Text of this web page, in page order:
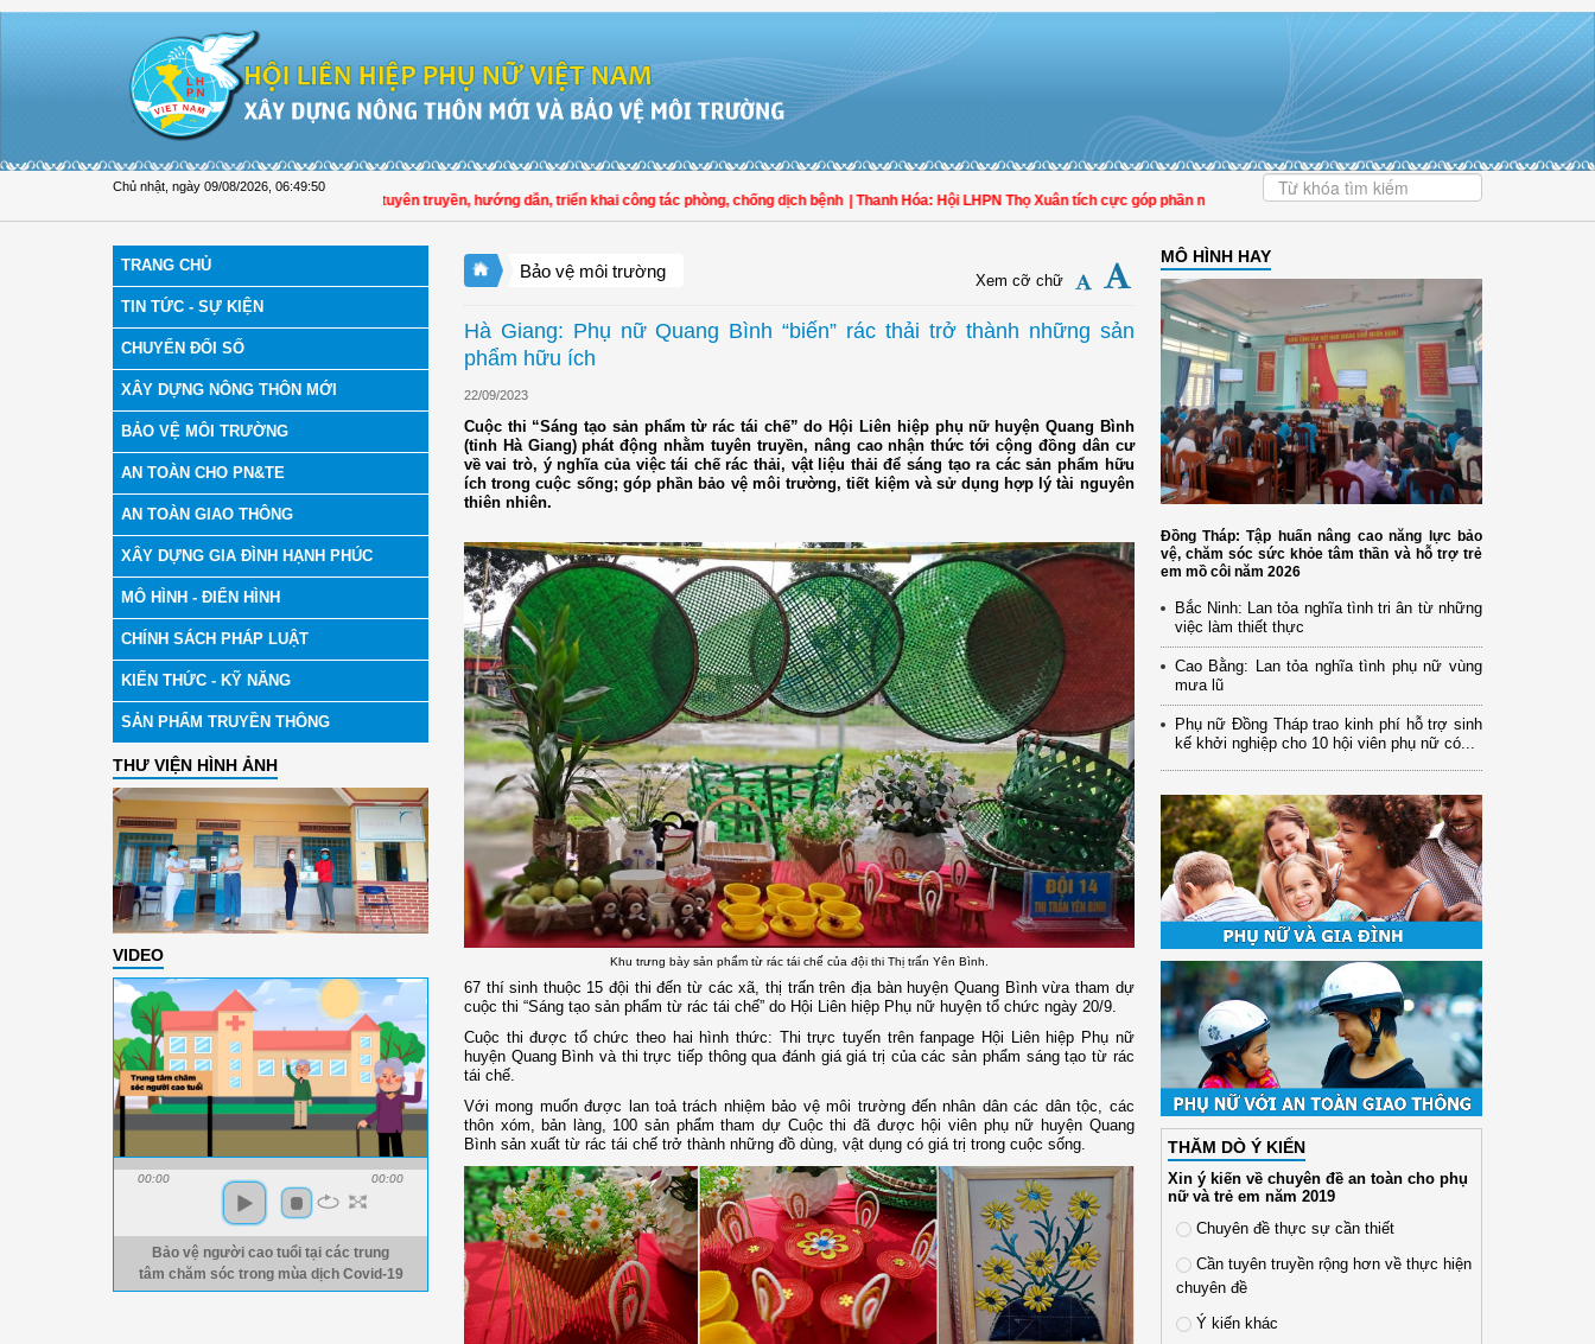
Chủ nhật, ngày 09/08/2026 06:49:51
Hội LHPN tỉnh Đồng Tháp tuyên truyền, hướng dẫn, triển khai công tác phòng, chống dịch bệnh | Thanh Hóa: Hội LHPN Thọ Xuân tích cực góp phần nâng cao tỷ lệ người dân tham gia bảo hiểm y tế
TRANG CHỦ
TIN TỨC - SỰ KIỆN
CHUYỂN ĐỔI SỐ
XÂY DỰNG NÔNG THÔN MỚI
BẢO VỆ MÔI TRƯỜNG
AN TOÀN CHO PN&TE
AN TOÀN GIAO THÔNG
XÂY DỰNG GIA ĐÌNH HẠNH PHÚC
MÔ HÌNH - ĐIỂN HÌNH
CHÍNH SÁCH PHÁP LUẬT
KIẾN THỨC - KỸ NĂNG
SẢN PHẨM TRUYỀN THÔNG
THƯ VIỆN HÌNH ẢNH
VIDEO
00:00 00:00
Bảo vệ người cao tuổi tại các trung
tâm chăm sóc trong mùa dịch Covid-19
Bảo vệ môi trường Xem cỡ chữ
Hà Giang: Phụ nữ Quang Bình “biến” rác thải trở thành những sản
phẩm hữu ích
22/09/2023
Cuộc thi “Sáng tạo sản phẩm từ rác tái chế” do Hội Liên hiệp phụ nữ huyện Quang Bình
(tỉnh Hà Giang) phát động nhằm tuyên truyền, nâng cao nhận thức tới cộng đồng dân cư
về vai trò, ý nghĩa của việc tái chế rác thải, vật liệu thải để sáng tạo ra các sản phẩm hữu
ích trong cuộc sống; góp phần bảo vệ môi trường, tiết kiệm và sử dụng hợp lý tài nguyên
thiên nhiên.
Khu trưng bày sản phẩm từ rác tái chế của đội thi Thị trấn Yên Bình.
67 thí sinh thuộc 15 đội thi đến từ các xã, thị trấn trên địa bàn huyện Quang Bình vừa tham dự
cuộc thi “Sáng tạo sản phẩm từ rác tái chế” do Hội Liên hiệp Phụ nữ huyện tổ chức ngày 20/9.
Cuộc thi được tổ chức theo hai hình thức: Thi trực tuyến trên fanpage Hội Liên hiệp Phụ nữ
huyện Quang Bình và thi trực tiếp thông qua đánh giá giá trị của các sản phẩm sáng tạo từ rác
tái chế.
Với mong muốn được lan toả trách nhiệm bảo vệ môi trường đến nhân dân các dân tộc, các
thôn xóm, bản làng, 100 sản phẩm tham dự Cuộc thi đã được hội viên phụ nữ huyện Quang
Bình sản xuất từ rác tái chế trở thành những đồ dùng, vật dụng có giá trị trong cuộc sống.
MÔ HÌNH HAY
Đồng Tháp: Tập huấn nâng cao năng lực bảo
vệ, chăm sóc sức khỏe tâm thần và hỗ trợ trẻ
em mồ côi năm 2026
Bắc Ninh: Lan tỏa nghĩa tình tri ân từ những
việc làm thiết thực
Cao Bằng: Lan tỏa nghĩa tình phụ nữ vùng
mưa lũ
Phụ nữ Đồng Tháp trao kinh phí hỗ trợ sinh
kế khởi nghiệp cho 10 hội viên phụ nữ có...
THĂM DÒ Ý KIẾN
Xin ý kiến về chuyên đề an toàn cho phụ
nữ và trẻ em năm 2019
Chuyên đề thực sự cần thiết
Cần tuyên truyền rộng hơn về thực hiện
chuyên đề
Ý kiến khác